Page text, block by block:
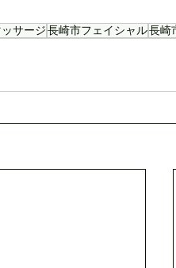
サージ長崎市フェイシャル長崎